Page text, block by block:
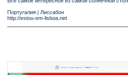
Португалия | Лиссабон
http://estou-em-lisboa.net